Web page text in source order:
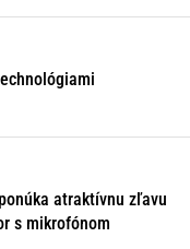
ponúka atraktívnu zľavu
s mikrofónom